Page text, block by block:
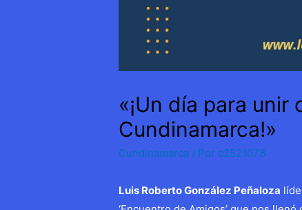
«¡Un día para
Cundinamarca!»
Cundinamarca / Por c2521078
Luis Roberto González Peñaloza